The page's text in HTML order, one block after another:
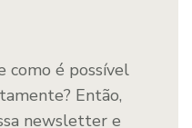
como é possível
Então,
newsletter e